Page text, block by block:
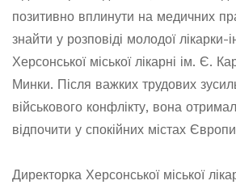
позитивно вплинути на медичних
знайти у розповіді молодої лікарки-
Херсонської міської лікарні ім. Є.
Минки. Після важких трудових
військового конфлікту, вона
відпочити у спокійних містах
Директорка Херсонської міської